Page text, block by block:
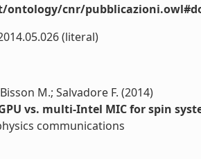
ontology/cnr/
(literal)
M.; Salvadore F. (2014)
vs. multi-Intel MIC for spin
communications